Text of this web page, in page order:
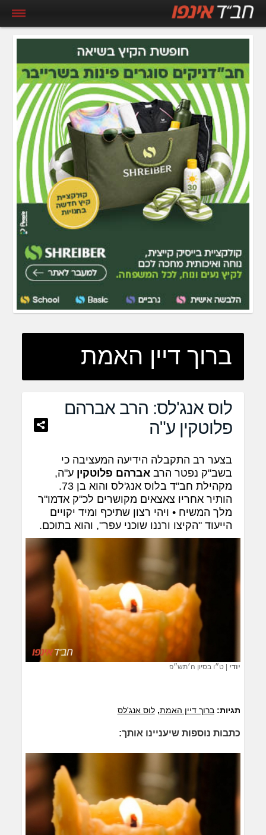
ברוך דיין האמת
לוס אנג'לס: הרב אברהם
פלוטקין ע"ה
בצער רב התקבלה הידיעה המעציבה כי
בשב"ק נפטר הרבאברהם פלוטקין ע"ה,
מקהילת חב"ד בלוס אנג'לס והוא בן 73.
הותיר אחריו צאצאים מקושרים לכ"ק אדמו"ר
מלך המשיח • ויהי רצון שתיכף ומיד יקויים
הייעוד "הקיצו ורננו שוכני עפר", והוא בתוכם.
יודי |ט״ו בסיון ה׳תש״פ
תגיות:ברוך דיין האמת,לוס אנג'לס
כתבות נוספות שיעניינו אותך: